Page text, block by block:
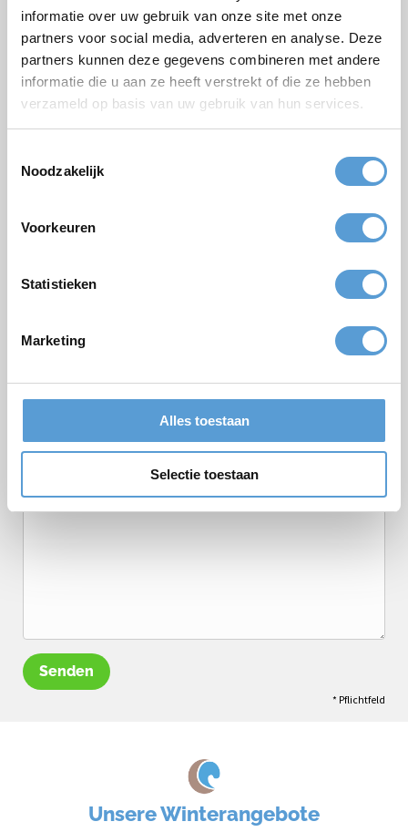
informatie over uw gebruik van onze site met onze
partners voor social media, adverteren en analyse. Deze
partners kunnen deze gegevens combineren met andere
informatie die u aan ze heeft verstrekt of die ze hebben
verzameld op basis van uw gebruik van hun services.
Noodzakelijk
Voorkeuren
Statistieken
Marketing
Alles toestaan
Selectie toestaan
Firmen/Gruppenname
Email *
Optionen/Ergänzungen
Getränkearrangement
Mittagessen
Grillen/Abendessen
Senden
* Pflichtfeld
Unsere Winterangebote